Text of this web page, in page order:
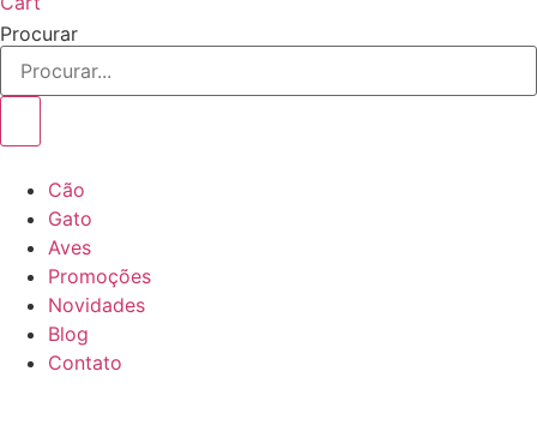
Procurar
Cão
Gato
Aves
Promoções
Novidades
Blog
Contato